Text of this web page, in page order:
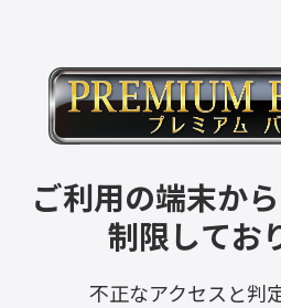
ご利用の端末か
制限してお
不正なアクセスと判